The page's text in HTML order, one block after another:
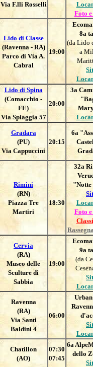
Via F.lli Rosselli
Foto
Lido di Classe
(Ravenna - RA)
Parco di Via A.
Cabral
19:00
8a
(da Lido
a
Lido di Spina
(Comacchio -
FE)
Via Spiaggia 57
20:00
3a
Gradara
(PU)
Via Cappuccini
20:15
6a
Rimini
(RN)
Piazza Tre
Martiri
18:30
32a
"Notte
Foto
Cervia
(RA)
Museo delle
Sculture di
Sabbia
19:00
9a
(da
Ravenna
(RA)
Via Santi
Baldini 4
06:00
Chatillon
(AO)
07:30
07:45
6a
dello